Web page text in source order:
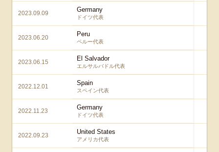
2023.09.09 Germany
ドイツ代表
2023.06.20 Peru
ペルー代表
2023.06.15 El Salvador
エルサルバドル代表
2022.12.01 Spain
スペイン代表
2022.11.23 Germany
ドイツ代表
2022.09.23 United States
アメリカ代表